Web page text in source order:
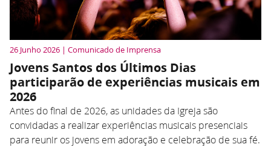
26 Junho 2026 | Comunicado de Imprensa
Jovens Santos dos Últimos Dias
participarão de experiências musicais em
2026
Antes do final de 2026, as unidades da Igreja são
convidadas a realizar experiências musicais presenciais
para reunir os jovens em adoração e celebração de sua fé.